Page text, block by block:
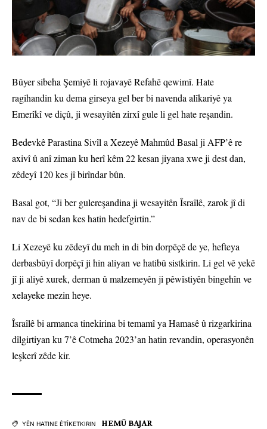
Bûyer sibeha Şemiyê li rojavayê Refahê qewimî. Hate
ragihandin ku dema girseya gel ber bi navenda alîkariyê ya
Emerîkî ve diçû, ji wesayitên zirxî gule li gel hate reşandin.
Bedevkê Parastina Sivîl a Xezeyê Mahmûd Basal ji AFP’ê re
axivî û anî ziman ku herî kêm 22 kesan jiyana xwe ji dest dan,
zêdeyî 120 kes jî birîndar bûn.
Basal got, “Ji ber gulereşandina ji wesayitên Îsraîlê, zarok jî di
nav de bi sedan kes hatin hedefgirtin.”
Li Xezeyê ku zêdeyî du meh in di bin dorpêçê de ye, hefteya
derbasbûyî dorpêçî ji hin aliyan ve hatibû sistkirin. Li gel vê yekê
jî ji aliyê xurek, derman û malzemeyên ji pêwîstiyên bingehîn ve
xelayeke mezin heye.
Îsraîlê bi armanca tinekirina bi temamî ya Hamasê û rizgarkirina
dîlgirtiyan ku 7’ê Cotmeha 2023’an hatin revandin, operasyonên
leşkerî zêde kir.
YÊN HATINE ÊTÎKETKIRIN HEMÛ BAJAR